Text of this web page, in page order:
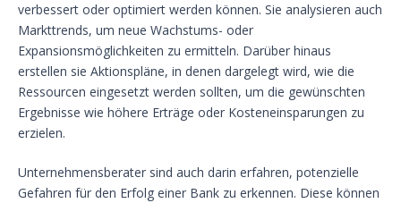
verbessert oder optimiert werden können. Sie analysieren auch
Markttrends, um neue Wachstums- oder
Expansionsmöglichkeiten zu ermitteln. Darüber hinaus
erstellen sie Aktionspläne, in denen dargelegt wird, wie die
Ressourcen eingesetzt werden sollten, um die gewünschten
Ergebnisse wie höhere Erträge oder Kosteneinsparungen zu
erzielen.
Unternehmensberater sind auch darin erfahren, potenzielle
Gefahren für den Erfolg einer Bank zu erkennen. Diese können